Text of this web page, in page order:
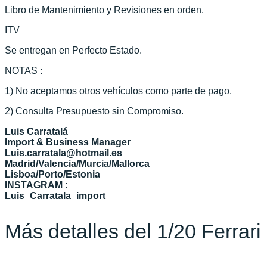
Libro de Mantenimiento y Revisiones en orden.
ITV
Se entregan en Perfecto Estado.
NOTAS :
1) No aceptamos otros vehículos como parte de pago.
2) Consulta Presupuesto sin Compromiso.
Luis Carratalá
Import & Business Manager
Luis.carratala@hotmail.es
Madrid/Valencia/Murcia/Mallorca
Lisboa/Porto/Estonia
INSTAGRAM :
Luis_Carratala_import
Más detalles del 1/20